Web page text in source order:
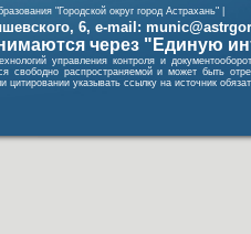
"Городской округ город Астрахань" |
6, e-mail:
через "Единую
управления контроля и
свободно распространяемой и может быть
указывать ссылку на источник